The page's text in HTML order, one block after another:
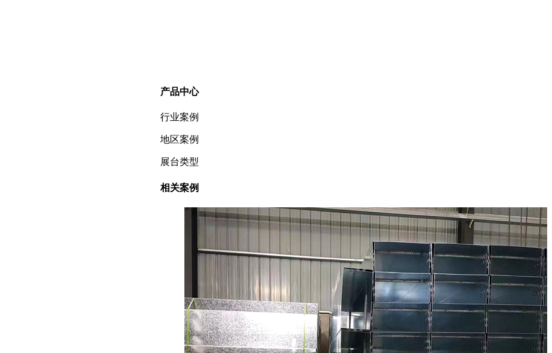
产品中心
行业案例
地区案例
展台类型
相关案例